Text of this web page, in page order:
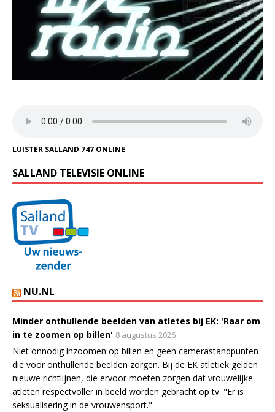
LUISTER SALLAND 747 ONLINE
SALLAND TELEVISIE ONLINE
NU.NL
Minder onthullende beelden van atletes bij EK: 'Raar om
in te zoomen op billen' 8 augustus 2026
Niet onnodig inzoomen op billen en geen camerastandpunten
die voor onthullende beelden zorgen. Bij de EK atletiek gelden
nieuwe richtlijnen, die ervoor moeten zorgen dat vrouwelijke
atleten respectvoller in beeld worden gebracht op tv. "Er is
seksualisering in de vrouwensport."